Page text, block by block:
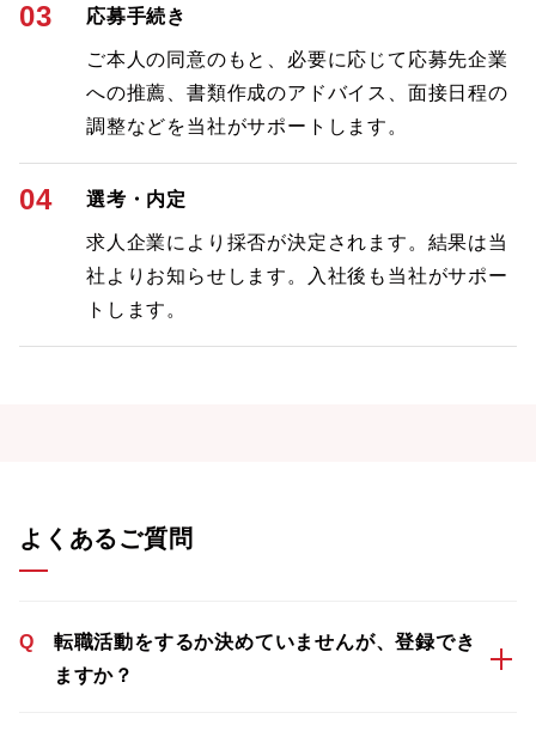
03 応募手続き
ご本人の同意のもと、必要に応じて応募先企業
への推薦、書類作成のアドバイス、面接日程の
調整などを当社がサポートします。
04 選考・内定
求人企業により採否が決定されます。結果は当
社よりお知らせします。入社後も当社がサポー
トします。
よくあるご質問
Q
転職活動をするか決めていませんが、登録でき
ますか？